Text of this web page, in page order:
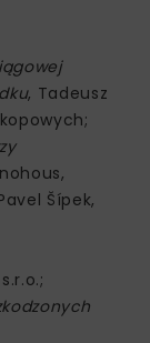
, Tadeusz
Šípek,